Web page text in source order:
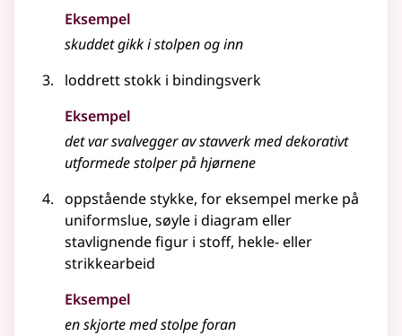
Eksempel
skuddet gikk istolpenog inn
loddrett stokk i bindingsverk
Eksempel
det var svalvegger av stavverk med dekorativt
utformede stolper på hjørnene
oppstående stykke, for eksempel merke på
uniformslue, søyle i diagram eller
stavlignende figur i stoff, hekle-eller
strikkearbeid
Eksempel
en skjorte medstolpeforan